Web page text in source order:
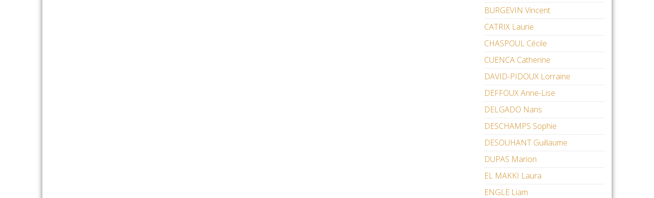
BURGEVIN Vincent
CATRIX Laurie
CHASPOUL Cécile
CUENCA Catherine
DAVID-PIDOUX Lorraine
DEFFOUX Anne-Lise
DELGADO Nans
DESCHAMPS Sophie
DESOUHANT Guillaume
DUPAS Marion
EL MAKKI Laura
ENGLE Liam